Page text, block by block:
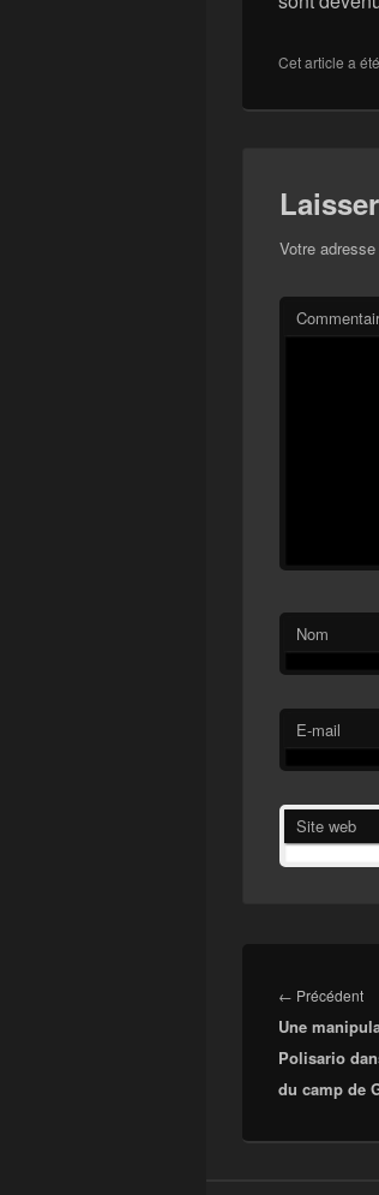
Cet article a
Votre
Nom
E-mail
Site web
de
l’article
← Précédent
Une
Polisario
du camp de